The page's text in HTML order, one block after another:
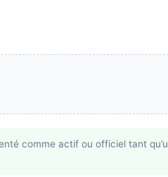
comme actif ou officiel tant